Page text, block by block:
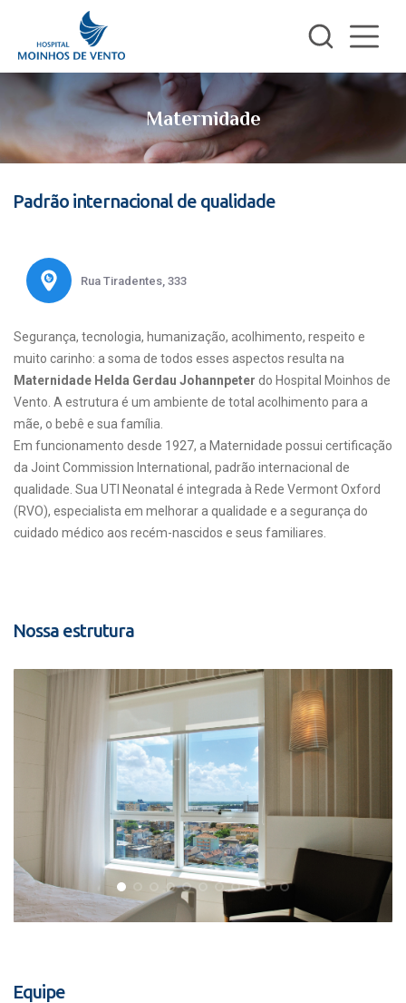
Maternidade
Padrão internacional de qualidade
Rua Tiradentes, 333
Segurança, tecnologia, humanização, acolhimento, respeito e
muito carinho: a soma de todos esses aspectos resulta na
Maternidade Helda Gerdau Johannpeter do Hospital Moinhos de
Vento. A estrutura é um ambiente de total acolhimento para a
mãe, o bebê e sua família.
Em funcionamento desde 1927, a Maternidade possui certificação
da Joint Commission International, padrão internacional de
qualidade. Sua UTI Neonatal é integrada à Rede Vermont Oxford
(RVO), especialista em melhorar a qualidade e a segurança do
cuidado médico aos recém-nascidos e seus familiares.
Nossa estrutura
Equipe